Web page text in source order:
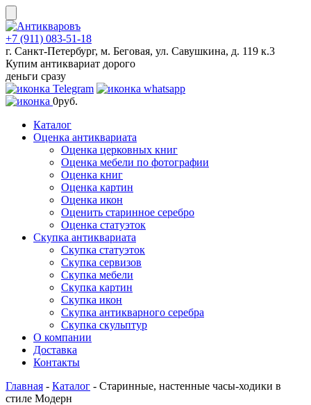
Skip
to
content
+7 (911) 083-51-18
г. Санкт-Петербург, м. Беговая, ул. Савушкина, д. 119 к.3
Купим антиквариат дорого
деньги сразу
0руб.
Каталог
Оценка антиквариата
Оценка церковных книг
Оценка мебели по фотографии
Оценка книг
Оценка картин
Оценка икон
Оценить старинное серебро
Оценка статуэток
Скупка антиквариата
Скупка статуэток
Скупка сервизов
Скупка мебели
Скупка картин
Скупка икон
Скупка антикварного серебра
Скупка скульптур
О компании
Доставка
Контакты
Главная - Каталог - Старинные, настенные часы-ходики в
стиле Модерн